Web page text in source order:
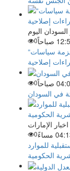
السودان اليوم
0
“المالية” تحقق زيادة في الإيرادات بعد تطبيق حزمة سياسات
إصلاحية
0
في السودان
اخبار الإمارات
0
للموارد
الحكومية